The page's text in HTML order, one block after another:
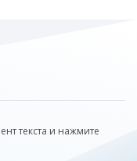
текста и нажмите